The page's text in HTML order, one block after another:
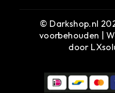
© Darkshop.nl
voorbehouden |
door